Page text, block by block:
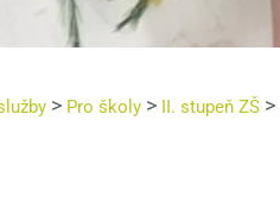
> Pro školy > II. stupeň ZŠ >